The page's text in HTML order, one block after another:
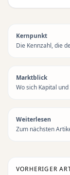
Kernpunkt
Die Kennzahl, die
Marktblick
Wo sich Kapital
Weiterlesen
Zum nächsten
VORHERIGER